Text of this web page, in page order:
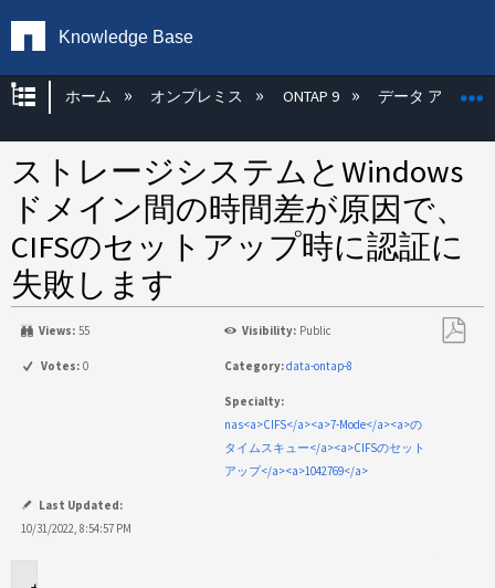
Knowledge Base
グローバル階層を展開/折りたたむ
ホーム オンプレミス ONTAP 9 データ アクセス
ストレージシステムとWindows
ドメイン間の時間差が原因で、
CIFSのセットアップ時に認証に
失敗します
Views: 55 Visibility: Public
Votes: 0 Category:data-ontap-8
Specialty:
nas<a>CIFS</a><a>7-Mode</a><a>の
タイムスキュー</a><a>CIFSのセット
アップ</a><a>1042769</a>
Last Updated:
10/31/2022, 8:54:57 PM